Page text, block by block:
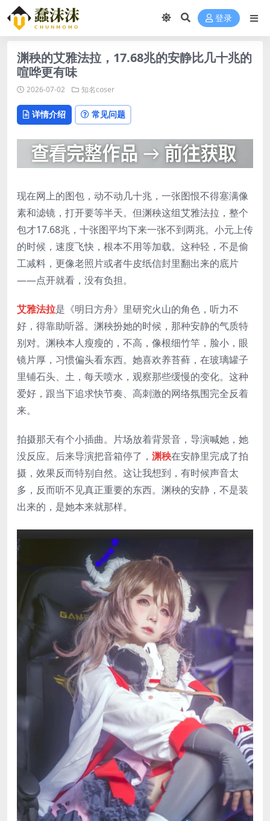
登录
渊秧的艾雅法拉，17.68兆的安静比几十兆的
喧哗更有味
2026-07-02 知名coser
详情介绍 常见问题
现在网上的图包，动不动几十兆，一张图恨不得塞满像
素和滤镜，打开要等半天。但渊秧这组艾雅法拉，整个
包才17.68兆，十张图平均下来一张不到两兆。小元上传
的时候，速度飞快，根本不用等加载。这种轻，不是偷
工减料，更像老照片或者牛皮纸信封里翻出来的底片
——点开就看，没有负担。
艾雅法拉是《明日方舟》里研究火山的角色，听力不
好，得靠助听器。渊秧扮她的时候，那种安静的气质特
别对。渊秧本人瘦瘦的，不高，像根细竹竿，脸小，眼
镜片厚，习惯偏头看东西。她喜欢养苔藓，在玻璃罐子
里铺石头、土，每天喷水，观察那些缓慢的变化。这种
爱好，跟当下追求快节奏、高刺激的网络氛围完全反着
来。
拍摄那天有个小插曲。片场放着背景音，导演喊她，她
没反应。后来导演把音箱停了， 渊秧在安静里完成了拍
摄，效果反而特别自然。这让我想到，有时候声音太
多，反而听不见真正重要的东西。渊秧的安静，不是装
出来的，是她本来就那样。